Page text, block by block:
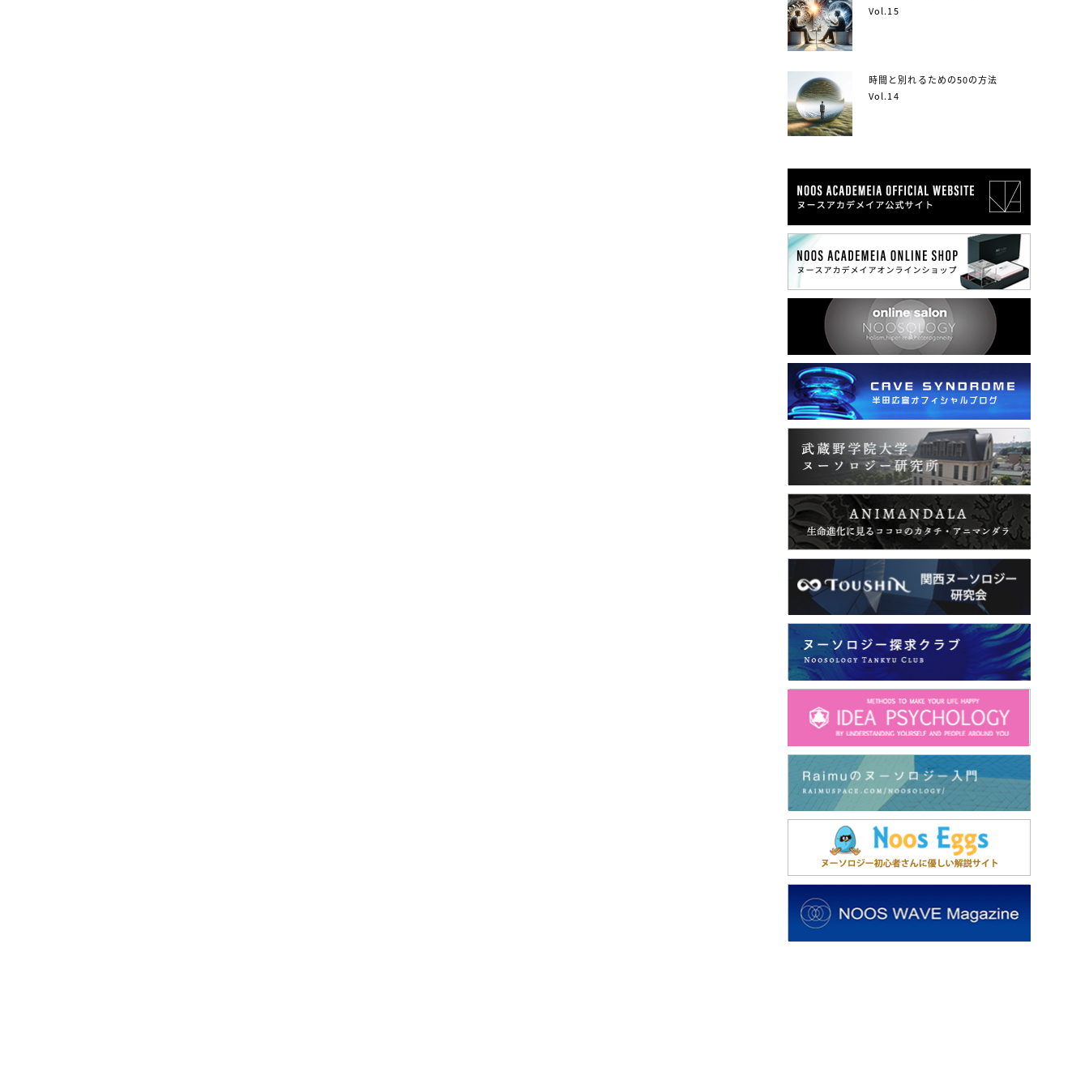
Vol.15
時間と別れるための50の方法
Vol.14